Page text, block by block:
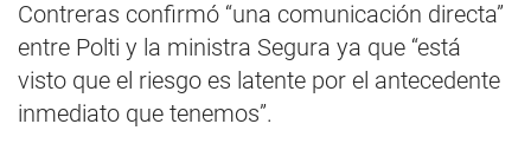
Contreras confirmó “una comunicación directa”
entre Polti y la ministra Segura ya que “está
visto que el riesgo es latente por el antecedente
inmediato que tenemos”.